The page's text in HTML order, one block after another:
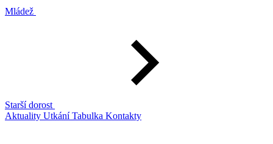
Mládež
Starší dorost
Aktuality UtkáníTabulka Kontakty